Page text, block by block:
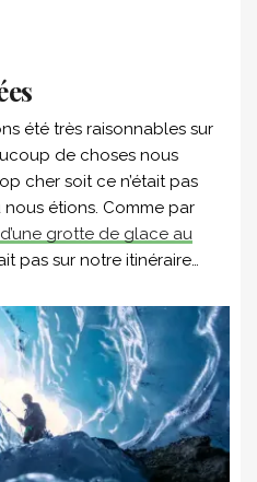
été très raisonnables sur
de choses nous
cher soit ce n’était pas
étions. Comme par
grotte de glace au
pas sur notre itinéraire…